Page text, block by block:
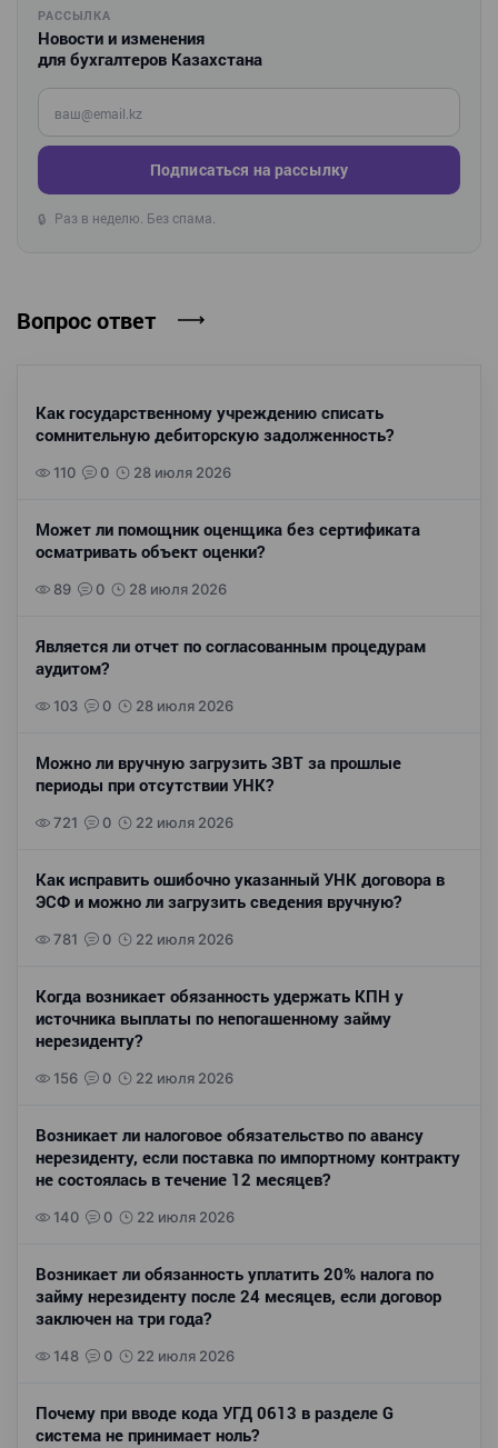
РАССЫЛКА
Новости и изменения
для бухгалтеров Казахстана
Введите ваш e-mail
Подписаться на рассылку
🔒 Раз в неделю. Без спама.
Вопрос ответ
Как государственному учреждению списать
сомнительную дебиторскую задолженность?
110 0 28 июля 2026
Может ли помощник оценщика без сертификата
осматривать объект оценки?
89 0 28 июля 2026
Является ли отчет по согласованным процедурам
аудитом?
103 0 28 июля 2026
Можно ли вручную загрузить ЗВТ за прошлые
периоды при отсутствии УНК?
721 0 22 июля 2026
Как исправить ошибочно указанный УНК договора в
ЭСФ и можно ли загрузить сведения вручную?
781 0 22 июля 2026
Когда возникает обязанность удержать КПН у
источника выплаты по непогашенному займу
нерезиденту?
156 0 22 июля 2026
Возникает ли налоговое обязательство по авансу
нерезиденту, если поставка по импортному контракту
не состоялась в течение 12 месяцев?
140 0 22 июля 2026
Возникает ли обязанность уплатить 20% налога по
займу нерезиденту после 24 месяцев, если договор
заключен на три года?
148 0 22 июля 2026
Почему при вводе кода УГД 0613 в разделе G
система не принимает ноль?